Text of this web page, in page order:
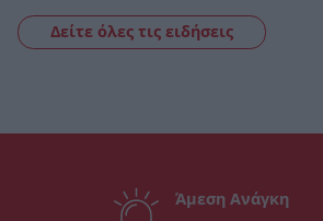
Δείτε όλες τις ειδήσεις
Άμεση Ανάγκη